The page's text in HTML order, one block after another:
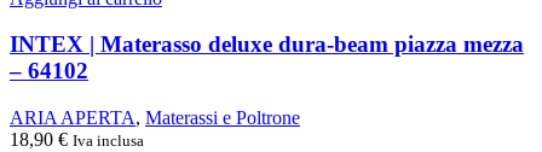
INTEX | Materasso deluxe dura-beam piazza mezza
– 64102
ARIA APERTA, Materassi e Poltrone
18,90 € Iva inclusa